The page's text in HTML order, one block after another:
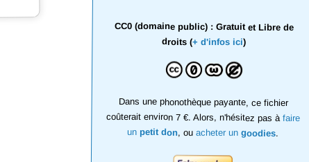
CC0 (domaine public) : Gratuit et Libre de
droits (+ d'infos ici)
Dans une phonothèque payante, ce fichier
coûterait environ 7 €. Alors, n'hésitez pas àfaire
un petit don, ouacheter ungoodies.